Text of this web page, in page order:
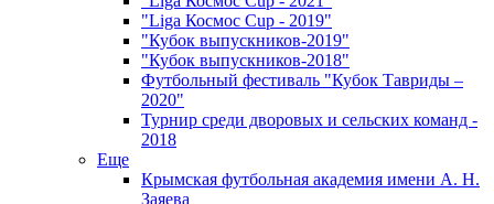
"Liga Космос Cup - 2019"
"Кубок выпускников-2019"
"Кубок выпускников-2018"
Футбольный фестиваль "Кубок Тавриды –
2020"
Турнир среди дворовых и сельских команд -
2018
Еще
Крымская футбольная академия имени А. Н.
Заяева